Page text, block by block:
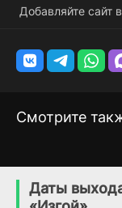
Добавляйте сайт
Смотрите
Даты